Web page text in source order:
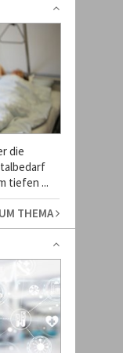
die
tiefen ...
THEMA